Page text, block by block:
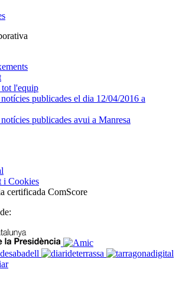
l'equip
publicades el dia 12/04/2016 a
publicades avui a Manresa
i Cookies
certificada ComScore